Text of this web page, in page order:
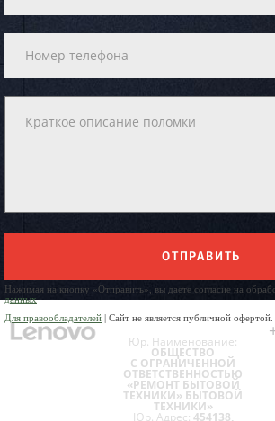
ОТПРАВИТЬ
Нажимая на кнопку «Отправить», вы даете согласие на
данных
Для правообладателей | Сайт не является публичной офертой.
Юр. Наименование:
ОБЩЕСТВО
С ОГРАНИЧЕННОЙ
ОТВЕТСТВЕННОСТЬЮ
«РЕМОНТ БЫТОВОЙ
ТЕХНИКИ» БЫТОВОЙ
ТЕХНИКИ»
Юр. Адрес: 454138,